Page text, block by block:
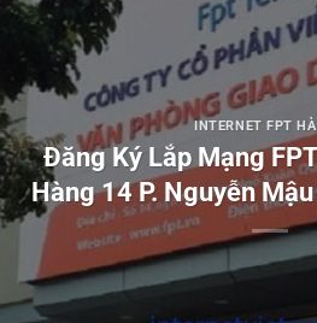
INTERNET FPT
Đăng Ký Lắp Mạng
Hàng 14 P. Nguyễn